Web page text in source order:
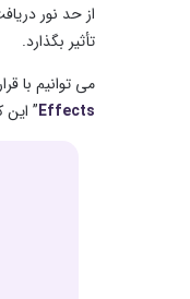
از حد نور
تأثیر بگذارد.
می توانیم با
Effects” این